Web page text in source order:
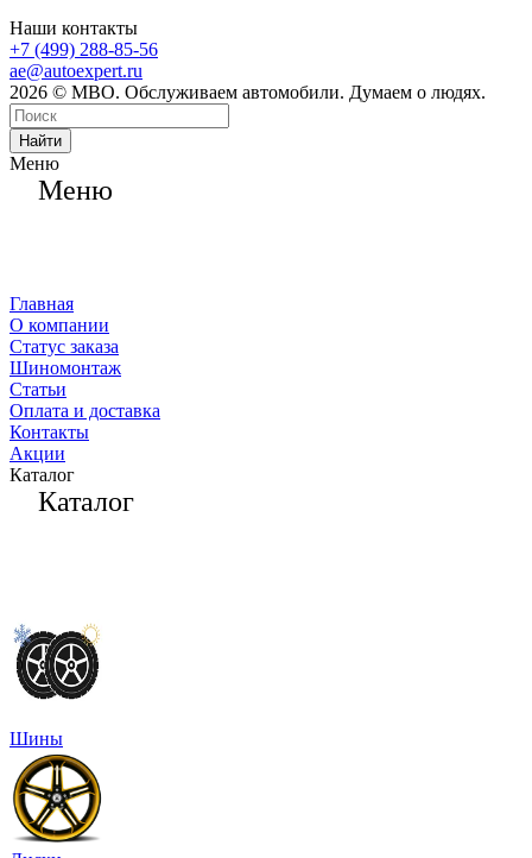
Наши контакты
+7 (499) 288-85-56
ae@autoexpert.ru
2026 © МВО. Обслуживаем автомобили. Думаем о людях.
Найти
Меню
Меню
Главная
О компании
Статус заказа
Шиномонтаж
Статьи
Оплата и доставка
Контакты
Акции
Каталог
Каталог
Шины